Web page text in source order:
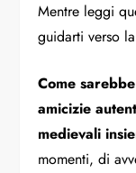
Mentre leggi
guidarti verso
Come
amicizie
medievali
momenti, di